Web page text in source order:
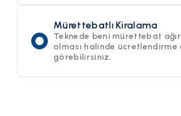
Mürettebatlı Kiralama
Teknede beni mürettebat
olması halinde ücretlendirme
görebilirsiniz.